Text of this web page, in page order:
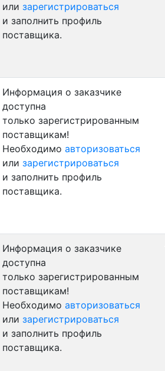
или зарегистрироваться
и заполнить профиль
поставщика.
Информация о заказчике
доступна
только зарегистрированным
поставщикам!
Необходимо авторизоваться
или зарегистрироваться
и заполнить профиль
поставщика.
Информация о заказчике
доступна
только зарегистрированным
поставщикам!
Необходимо авторизоваться
или зарегистрироваться
и заполнить профиль
поставщика.